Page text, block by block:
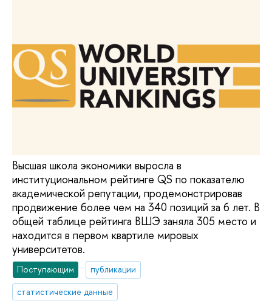
Высшая школа экономики выросла в
институциональном рейтинге QS по показателю
академической репутации, продемонстрировав
продвижение более чем на 340 позиций за 6 лет. В
общей таблице рейтинга ВШЭ заняла 305 место и
находится в первом квартиле мировых
университетов.
Поступающим
публикации
статистические данные